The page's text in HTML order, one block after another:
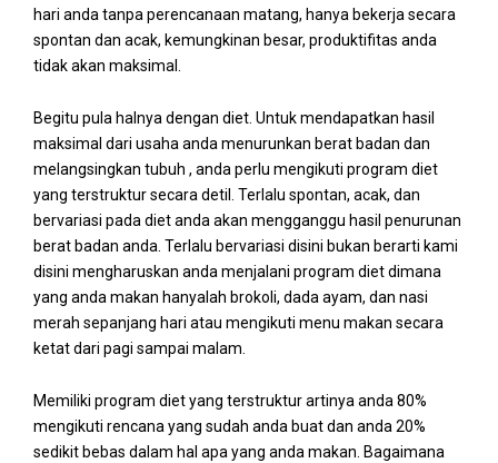
hari anda tanpa perencanaan matang, hanya bekerja secara
spontan dan acak, kemungkinan besar, produktifitas anda
tidak akan maksimal.
Begitu pula halnya dengan diet. Untuk mendapatkan hasil
maksimal dari usaha anda menurunkan berat badan dan
melangsingkan tubuh , anda perlu mengikuti program diet
yang terstruktur secara detil. Terlalu spontan, acak, dan
bervariasi pada diet anda akan mengganggu hasil penurunan
berat badan anda. Terlalu bervariasi disini bukan berarti kami
disini mengharuskan anda menjalani program diet dimana
yang anda makan hanyalah brokoli, dada ayam, dan nasi
merah sepanjang hari atau mengikuti menu makan secara
ketat dari pagi sampai malam.
Memiliki program diet yang terstruktur artinya anda 80%
mengikuti rencana yang sudah anda buat dan anda 20%
sedikit bebas dalam hal apa yang anda makan. Bagaimana